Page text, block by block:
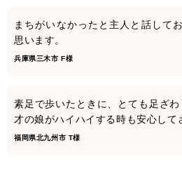
まちがいなかったと主人と話して
思います。
兵庫県三木市 F様
素足で歩いたときに、とても足ざ
才の娘がハイハイする時も安心して
福岡県北九州市 T様